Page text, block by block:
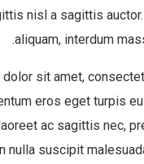
nisl a sagittis
aliquam, interdum
sit amet,
eros eget turpis
ac sagittis nec,
nulla suscipit